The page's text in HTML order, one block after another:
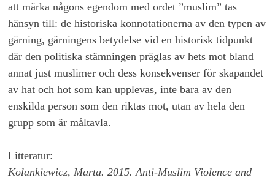
att märka någons egendom med ordet ”muslim” tas
hänsyn till: de historiska konnotationerna av den typen av
gärning, gärningens betydelse vid en historisk tidpunkt
där den politiska stämningen präglas av hets mot bland
annat just muslimer och dess konsekvenser för skapandet
av hat och hot som kan upplevas, inte bara av den
enskilda person som den riktas mot, utan av hela den
grupp som är måltavla.
Litteratur:
Kolankiewicz, Marta. 2015. Anti-Muslim Violence and